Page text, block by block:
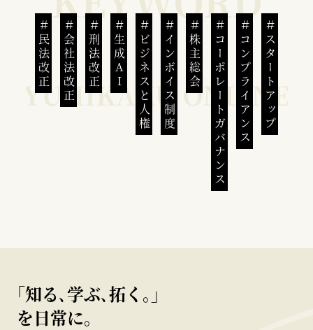
民法改正 会社法改正 刑法改正 生成AI ビジネスと人権インボイス制度 株主総会 コーポレートガバナンスコンプライアンススタートアップ
｢知る､学ぶ､拓く｡｣
を日常に。